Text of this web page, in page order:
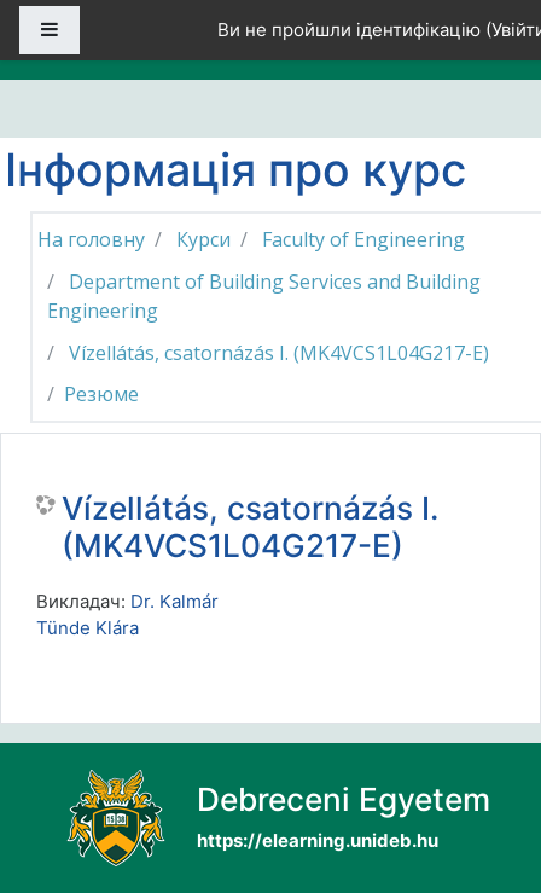
Перейти до головного вмісту
Ви не пройшли ідентифікацію (
Інформація про курс
На головну Курси
Faculty of Engineering
Department of Building Services and Building
Engineering
Vízellátás, csatornázás I. (MK4VCS1L04G217-E)
Резюме
Vízellátás, csatornázás I.
(MK4VCS1L04G217-E)
Викладач: Dr. Kalmár
Tünde Klára
Debreceni Egyetem
https://elearning.unideb.hu